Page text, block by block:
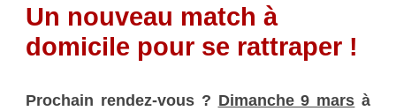
Un nouveau match à
domicile pour se rattraper !
Prochain rendez-vous ? Dimanche 9 mars à